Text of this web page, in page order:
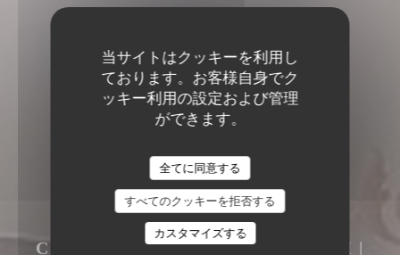
当サイトはクッキーを利用し
ております。お客様自身でク
ッキー利用の設定および管理
ができます。
全てに同意する
すべてのクッキーを拒否する
カスタマイズする
SMITH & SON CAFÉ
CAFÉ - RESTAURANT - BRUNCH